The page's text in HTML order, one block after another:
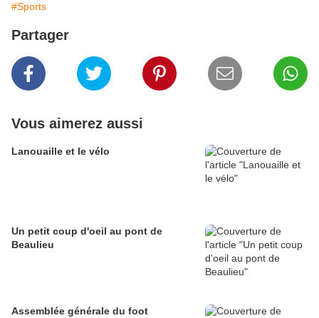
#Sports
Partager
Vous aimerez aussi
Lanouaille et le vélo
Un petit coup d'oeil au pont de
Beaulieu
Assemblée générale du foot